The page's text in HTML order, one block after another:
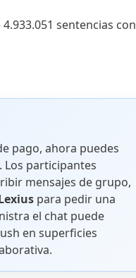
sentencias con
pago, ahora puedes
participantes
mensajes de grupo,
para pedir una
el chat puede
en superficies
de Verano